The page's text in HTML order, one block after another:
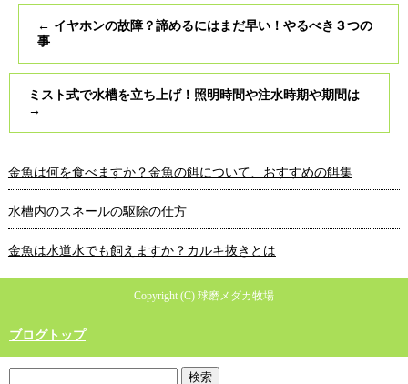
← イヤホンの故障？諦めるにはまだ早い！やるべき３つの
事
ミスト式で水槽を立ち上げ！照明時間や注水時期や期間は
→
金魚は何を食べますか？金魚の餌について、おすすめの餌集
水槽内のスネールの駆除の仕方
金魚は水道水でも飼えますか？カルキ抜きとは
Copyright (C) 球磨メダカ牧場
ブログトップ